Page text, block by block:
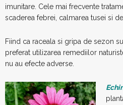
imunitare. Cele mai frecvente
scaderea febrei, calmarea tusei si
Fiind ca raceala si gripa de sezon
preferat utilizarea remediilor
nu au efecte adverse.